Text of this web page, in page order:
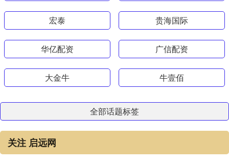
宏泰 贵海国际
华亿配资 广信配资
大金牛 牛壹佰
全部话题标签
关注 启远网